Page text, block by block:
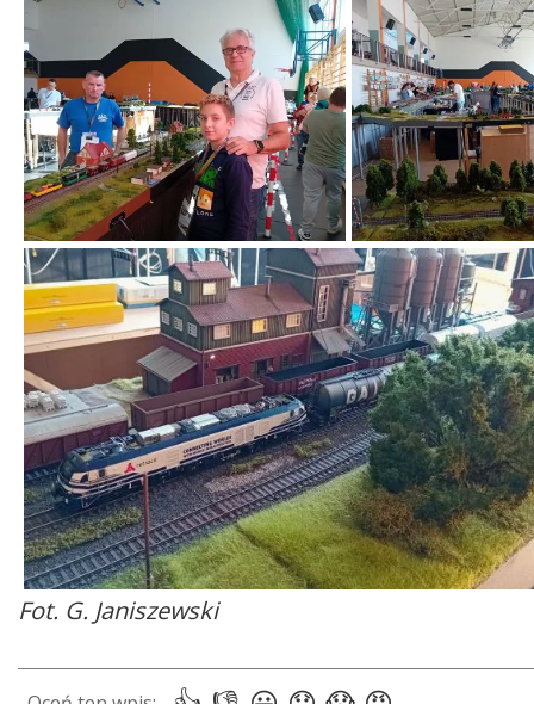
Fot. G. Janiszewski